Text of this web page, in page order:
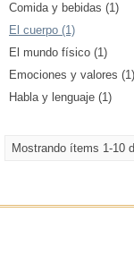
Comida y bebidas (1)
El cuerpo (1)
El mundo físico (1)
Emociones y valores (1)
Habla y lenguaje (1)
Mostrando ítems 1-10